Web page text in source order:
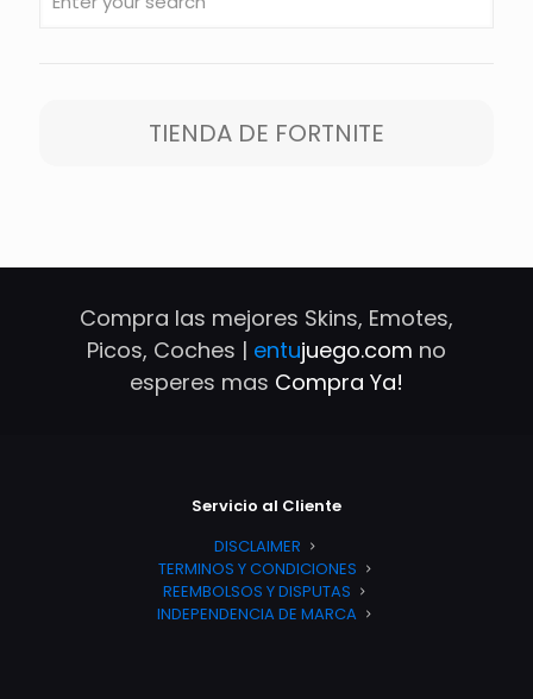
TIENDA DE FORTNITE
Compra las mejores Skins, Emotes,
Picos, Coches | entujuego.com no
esperes mas Compra Ya!
Servicio al Cliente
DISCLAIMER
TERMINOS Y CONDICIONES
REEMBOLSOS Y DISPUTAS
INDEPENDENCIA DE MARCA